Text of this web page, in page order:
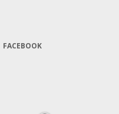
FACEBOOK